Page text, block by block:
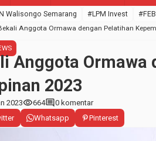
Walisongo Semarang #LPM Invest
Anggota Ormawa dengan Pelatihan
Anggota Ormawa
2023
2023visibility664comment0 komentar
Whatsapp Pinterest